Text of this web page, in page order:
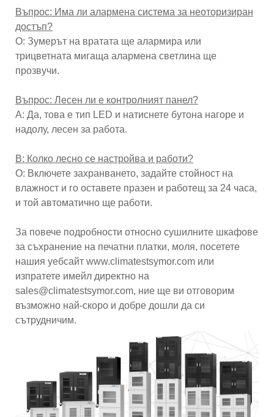
Въпрос: Има ли алармена система за неоторизиран
достъп?
О: Зумерът на вратата ще алармира или
трицветната мигаща алармена светлина ще
прозвучи.
Въпрос: Лесен ли е контролният панел?
A: Да, това е тип LED и натиснете бутона нагоре и
надолу, лесен за работа.
В: Колко лесно се настройва и работи?
О: Включете захранването, задайте стойност на
влажност и го оставете празен и работещ за 24 часа,
и той автоматично ще работи.
За повече подробности относно сушилните шкафове
за съхранение на печатни платки, моля, посетете
нашия уебсайт www.climatestsymor.com или
изпратете имейл директно на
sales@climatestsymor.com, ние ще ви отговорим
възможно най-скоро и добре дошли да си
сътрудничим.